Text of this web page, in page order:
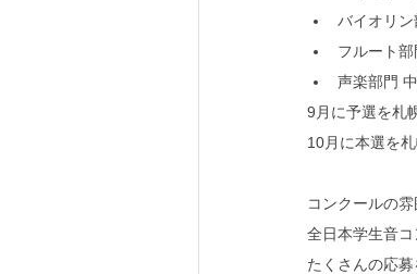
バイオリ
フルート部
声楽部門
9月に予選を札
10月に本選を
コンクールの
全日本学生音コ
たくさんの応募